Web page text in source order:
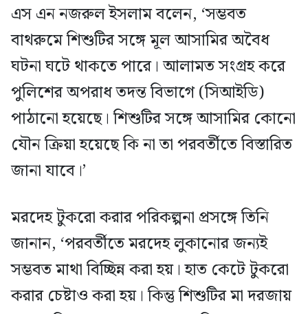
এস এন নজরুল ইসলাম বলেন, ‘সম্ভবত
বাথরুমে শিশুটির সঙ্গে মূল আসামির অবৈধ
ঘটনা ঘটে থাকতে পারে। আলামত সংগ্রহ করে
পুলিশের অপরাধ তদন্ত বিভাগে (সিআইডি)
পাঠানো হয়েছে। শিশুটির সঙ্গে আসামির কোনো
যৌন ক্রিয়া হয়েছে কি না তা পরবর্তীতে বিস্তারিত
জানা যাবে।’
মরদেহ টুকরো করার পরিকল্পনা প্রসঙ্গে তিনি
জানান, ‘পরবর্তীতে মরদেহ লুকানোর জন্যই
সম্ভবত মাথা বিচ্ছিন্ন করা হয়। হাত কেটে টুকরো
করার চেষ্টাও করা হয়। কিন্তু শিশুটির মা দরজায়